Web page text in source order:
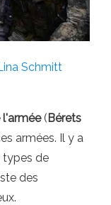
Schmitt
l'armée(Bérets
armées. Il y a
types de
des